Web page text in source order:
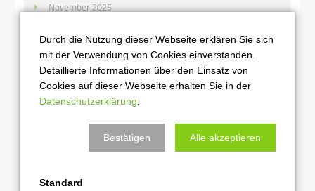
November 2025
September 2025
August 2025
März 2025
Durch die Nutzung dieser Webseite erklären Sie sich
mit der Verwendung von Cookies einverstanden.
Detaillierte Informationen über den Einsatz von
Cookies auf dieser Webseite erhalten Sie in der
Datenschutzerklärung
Bestätigen Alle akzeptieren
Standard